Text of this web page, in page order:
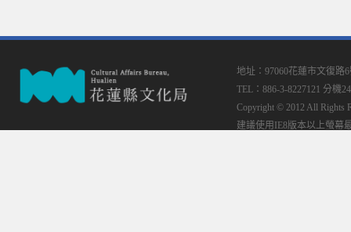
地址：97060花蓮市文復路
TEL：886-3-8227121 分機
Copyright © 2012 All Rights
建議使用IE8版本以上螢幕